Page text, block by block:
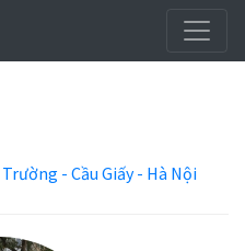
- Cầu Giấy - Hà Nội